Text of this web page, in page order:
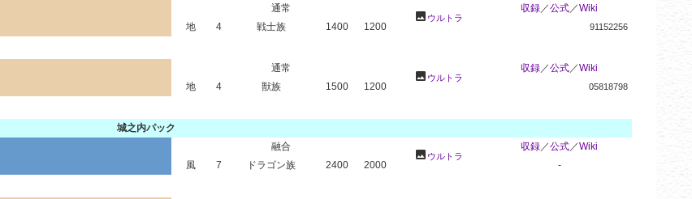
通常
photo ウルトラ
収録 ／公式 ／Wiki
地
4 戦士族 1400 1200 91152256
通常
photo ウルトラ
収録 ／公式 ／Wiki
地
4 獣族 1500 1200 05818798
城之内パック
融合
photo ウルトラ
収録 ／公式 ／Wiki
風
7 ドラゴン族 2400 2000 -